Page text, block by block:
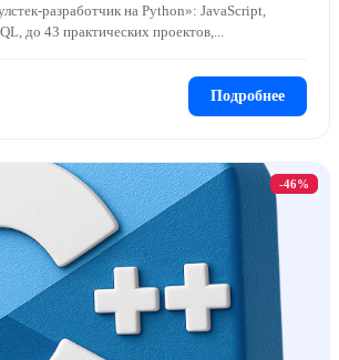
разработчик на Python»: JavaScript,
до 43 практических проектов,...
Подробнее
-46%